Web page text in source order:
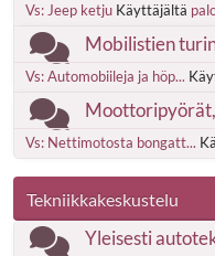
Vs: Jeep ketju Käyttäjältä
Mobilistien
Vs: Automobiileja ja höp...
Vs: Nettimotosta bongatt...
Tekniikkakeskustelu
Yleisesti